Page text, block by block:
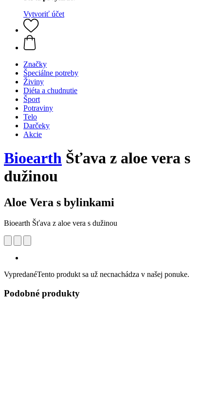
Vytvoriť účet
Značky
Špeciálne potreby
Živiny
Diéta a chudnutie
Šport
Potraviny
Telo
Darčeky
Akcie
Bioearth Šťava z aloe vera s
dužinou
Aloe Vera s bylinkami
Bioearth Šťava z aloe vera s dužinou
VypredanéTento produkt sa už necnachádza v našej ponuke.
Podobné produkty